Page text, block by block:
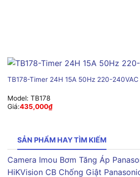
TB178-Timer 24H 15A 50Hz 220-240VAC
Model: TB178
Giá:435,000₫
SẢN PHẨM HAY TÌM KIẾM
Camera Imou Bơm Tăng Áp
HiKVision CB Chống Giật